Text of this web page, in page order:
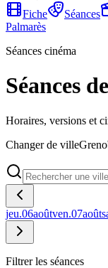
Fiche
Séances
Palmarès
Séances cinéma
Séances
Horaires, versions et
Changer de ville
jeu.06aoûtven.07août
Filtrer les séances